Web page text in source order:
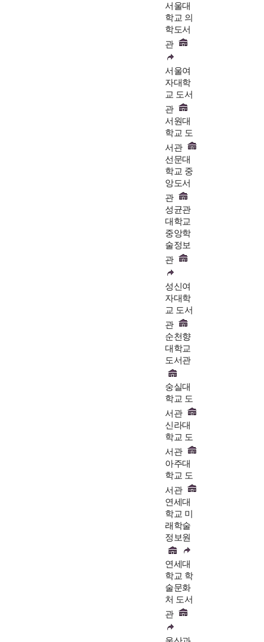
서울대
학교 의
학도서
관
서울여
자대학
교 도서
관
서원대
학교 도
서관
선문대
학교 중
앙도서
관
성균관
대학교
중앙학
술정보
관
성신여
자대학
교 도서
관
순천향
대학교
도서관
숭실대
학교 도
서관
신라대
학교 도
서관
아주대
학교 도
서관
연세대
학교 미
래학술
정보원
연세대
학교 학
술문화
처 도서
관